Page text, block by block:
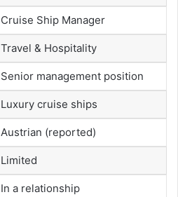
Cruise Ship Manager
Travel & Hospitality
Senior management position
Luxury cruise ships
Austrian (reported)
Limited
In a relationship